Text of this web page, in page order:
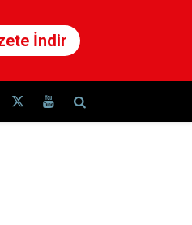
İndir